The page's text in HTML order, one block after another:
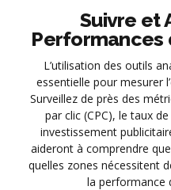
Suivre et
Performances
L’utilisation des outils
essentielle pour mesurer
Surveillez de près des
par clic (CPC), le taux
investissement
aideront à comprendre
quelles zones nécessitent
la performance